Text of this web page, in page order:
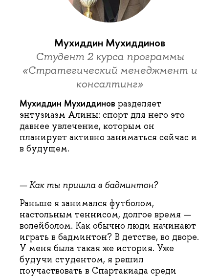
Мухиддин Мухиддинов
Cтудент 2 курса программы
«Стратегический менеджмент и
консалтинг»
Мухиддин Мухиддинов разделяет
энтузиазм Алины: спорт для него это
давнее увлечение, которым он
планирует активно заниматься сейчас и
в будущем.
— Как ты пришла в бадминтон?
Раньше я занимался футболом,
настольным теннисом, долгое время —
волейболом. Как обычно люди начинают
играть в бадминтон? В детстве, во дворе.
У меня была такая же история. Уже
будучи студентом, я решил
поучаствовать в Спартакиада среди